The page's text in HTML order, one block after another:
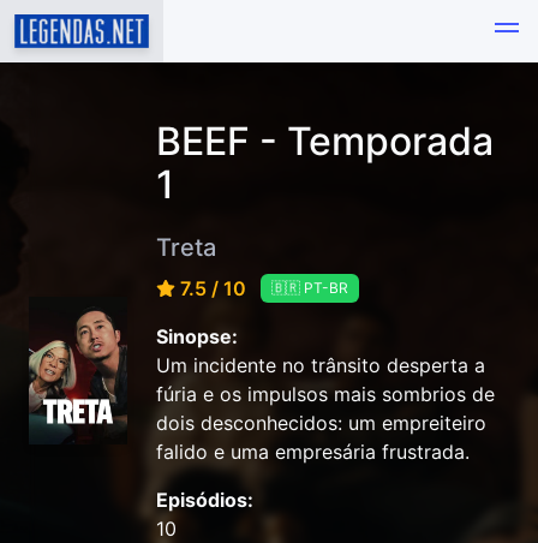
BEEF - Temporada
1
Treta
7.5 / 10 🇧🇷 PT-BR
Sinopse:
Um incidente no trânsito desperta a
fúria e os impulsos mais sombrios de
dois desconhecidos: um empreiteiro
falido e uma empresária frustrada.
Episódios:
10